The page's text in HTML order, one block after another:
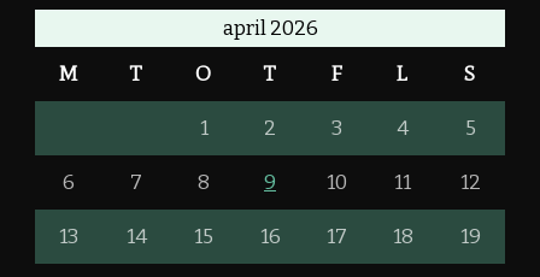
april 2026
M T O T F L S
1 2 3 4 5
6 7 8 9 10 11 12
13 14 15 16 17 18 19